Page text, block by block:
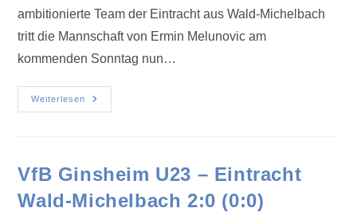
ambitionierte Team der Eintracht aus Wald-Michelbach
tritt die Mannschaft von Ermin Melunovic am
kommenden Sonntag nun…
Weiterlesen
VfB Ginsheim U23 – Eintracht
Wald-Michelbach 2:0 (0:0)